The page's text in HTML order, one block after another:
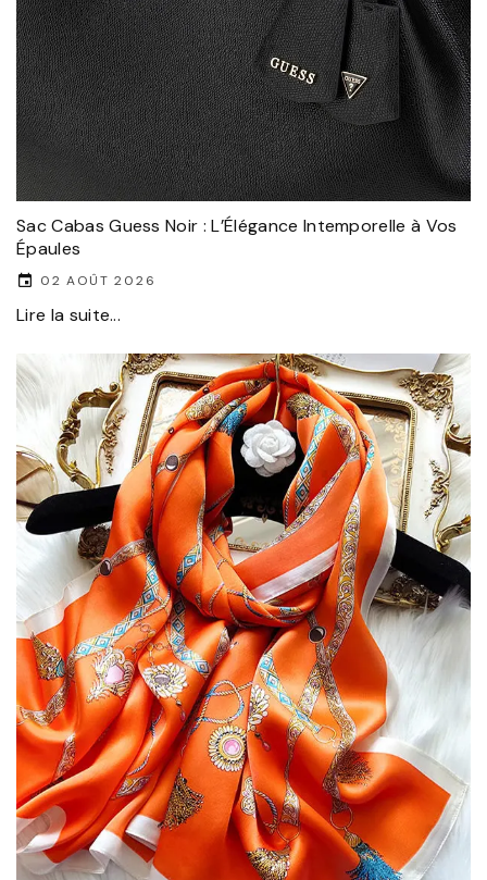
Sac Cabas Guess Noir : L’Élégance Intemporelle à Vos
Épaules
02 AOÛT 2026
Lire la suite...